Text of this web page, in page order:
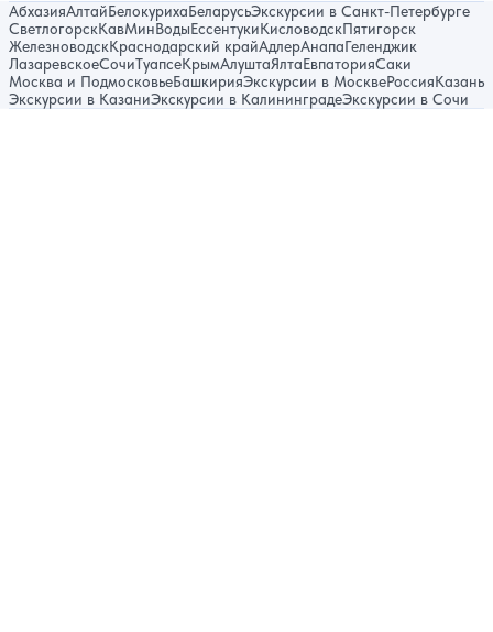
АбхазияАлтайБелокурихаБеларусьЭкскурсии в Санкт-Петербурге
СветлогорскКавМинВодыЕссентукиКисловодскПятигорск
ЖелезноводскКраснодарский крайАдлерАнапаГеленджик
ЛазаревскоеСочиТуапсеКрымАлуштаЯлтаЕвпаторияСаки
Москва и ПодмосковьеБашкирияЭкскурсии в МосквеРоссияКазань
Экскурсии в КазаниЭкскурсии в КалининградеЭкскурсии в Сочи